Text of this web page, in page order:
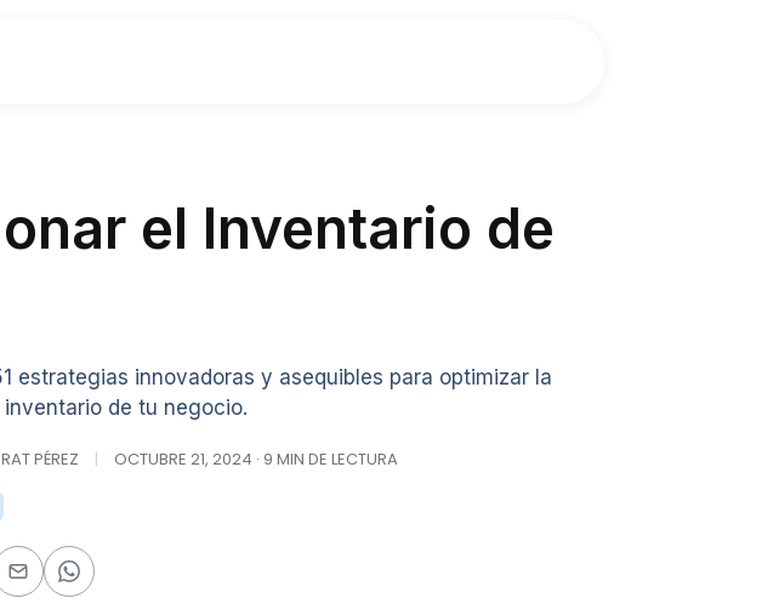
el Inventario de
estrategias innovadoras y asequibles para optimizar la
de tu negocio.
PÉREZ | OCTUBRE 21, 2024 · 9 MIN DE LECTURA